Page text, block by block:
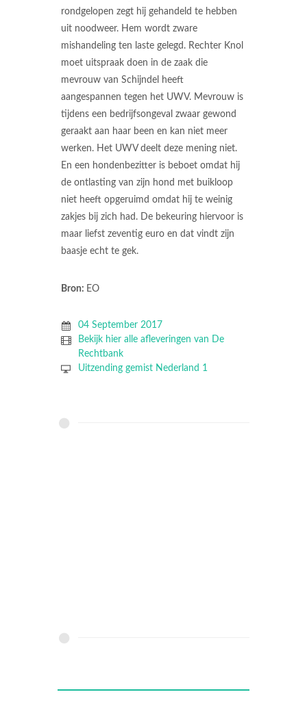
rondgelopen zegt hij gehandeld te hebben
uit noodweer. Hem wordt zware
mishandeling ten laste gelegd. Rechter Knol
moet uitspraak doen in de zaak die
mevrouw van Schijndel heeft
aangespannen tegen het UWV. Mevrouw is
tijdens een bedrijfsongeval zwaar gewond
geraakt aan haar been en kan niet meer
werken. Het UWV deelt deze mening niet.
En een hondenbezitter is beboet omdat hij
de ontlasting van zijn hond met buikloop
niet heeft opgeruimd omdat hij te weinig
zakjes bij zich had. De bekeuring hiervoor is
maar liefst zeventig euro en dat vindt zijn
baasje echt te gek.
Bron: EO
04 September 2017
Bekijk hier alle afleveringen van De
Rechtbank
Uitzending gemist Nederland 1